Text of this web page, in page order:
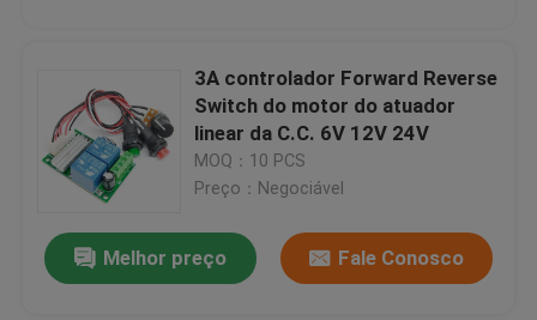
3A controlador Forward Reverse
Switch do motor do atuador
linear da C.C. 6V 12V 24V
MOQ：10 PCS
Preço：Negociável
Melhor preço Fale Conosco